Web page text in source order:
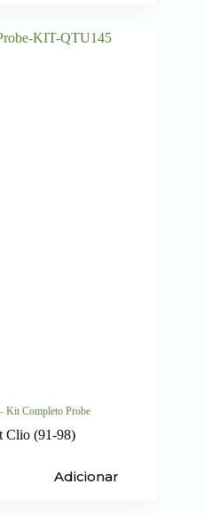
Kit Completo Probe
Clio (91-98)
Adicionar